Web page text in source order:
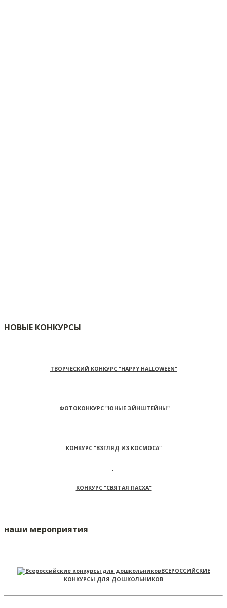
НОВЫЕ КОНКУРСЫ
ТВОРЧЕСКИЙ КОНКУРС "HAPPY HALLOWEEN"
ФОТОКОНКУРС "ЮНЫЕ ЭЙНШТЕЙНЫ"
КОНКУРС "ВЗГЛЯД ИЗ КОСМОСА"
КОНКУРС "СВЯТАЯ ПАСХА"
наши мероприятия
ВСЕРОССИЙСКИЕ
КОНКУРСЫ ДЛЯ ДОШКОЛЬНИКОВ